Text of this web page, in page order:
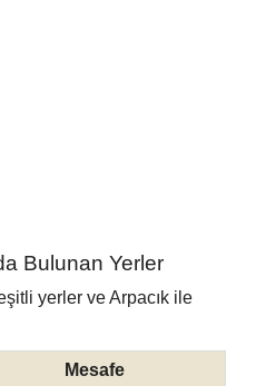
Bulunan Yerler
yerler ve Arpacık ile
Mesafe